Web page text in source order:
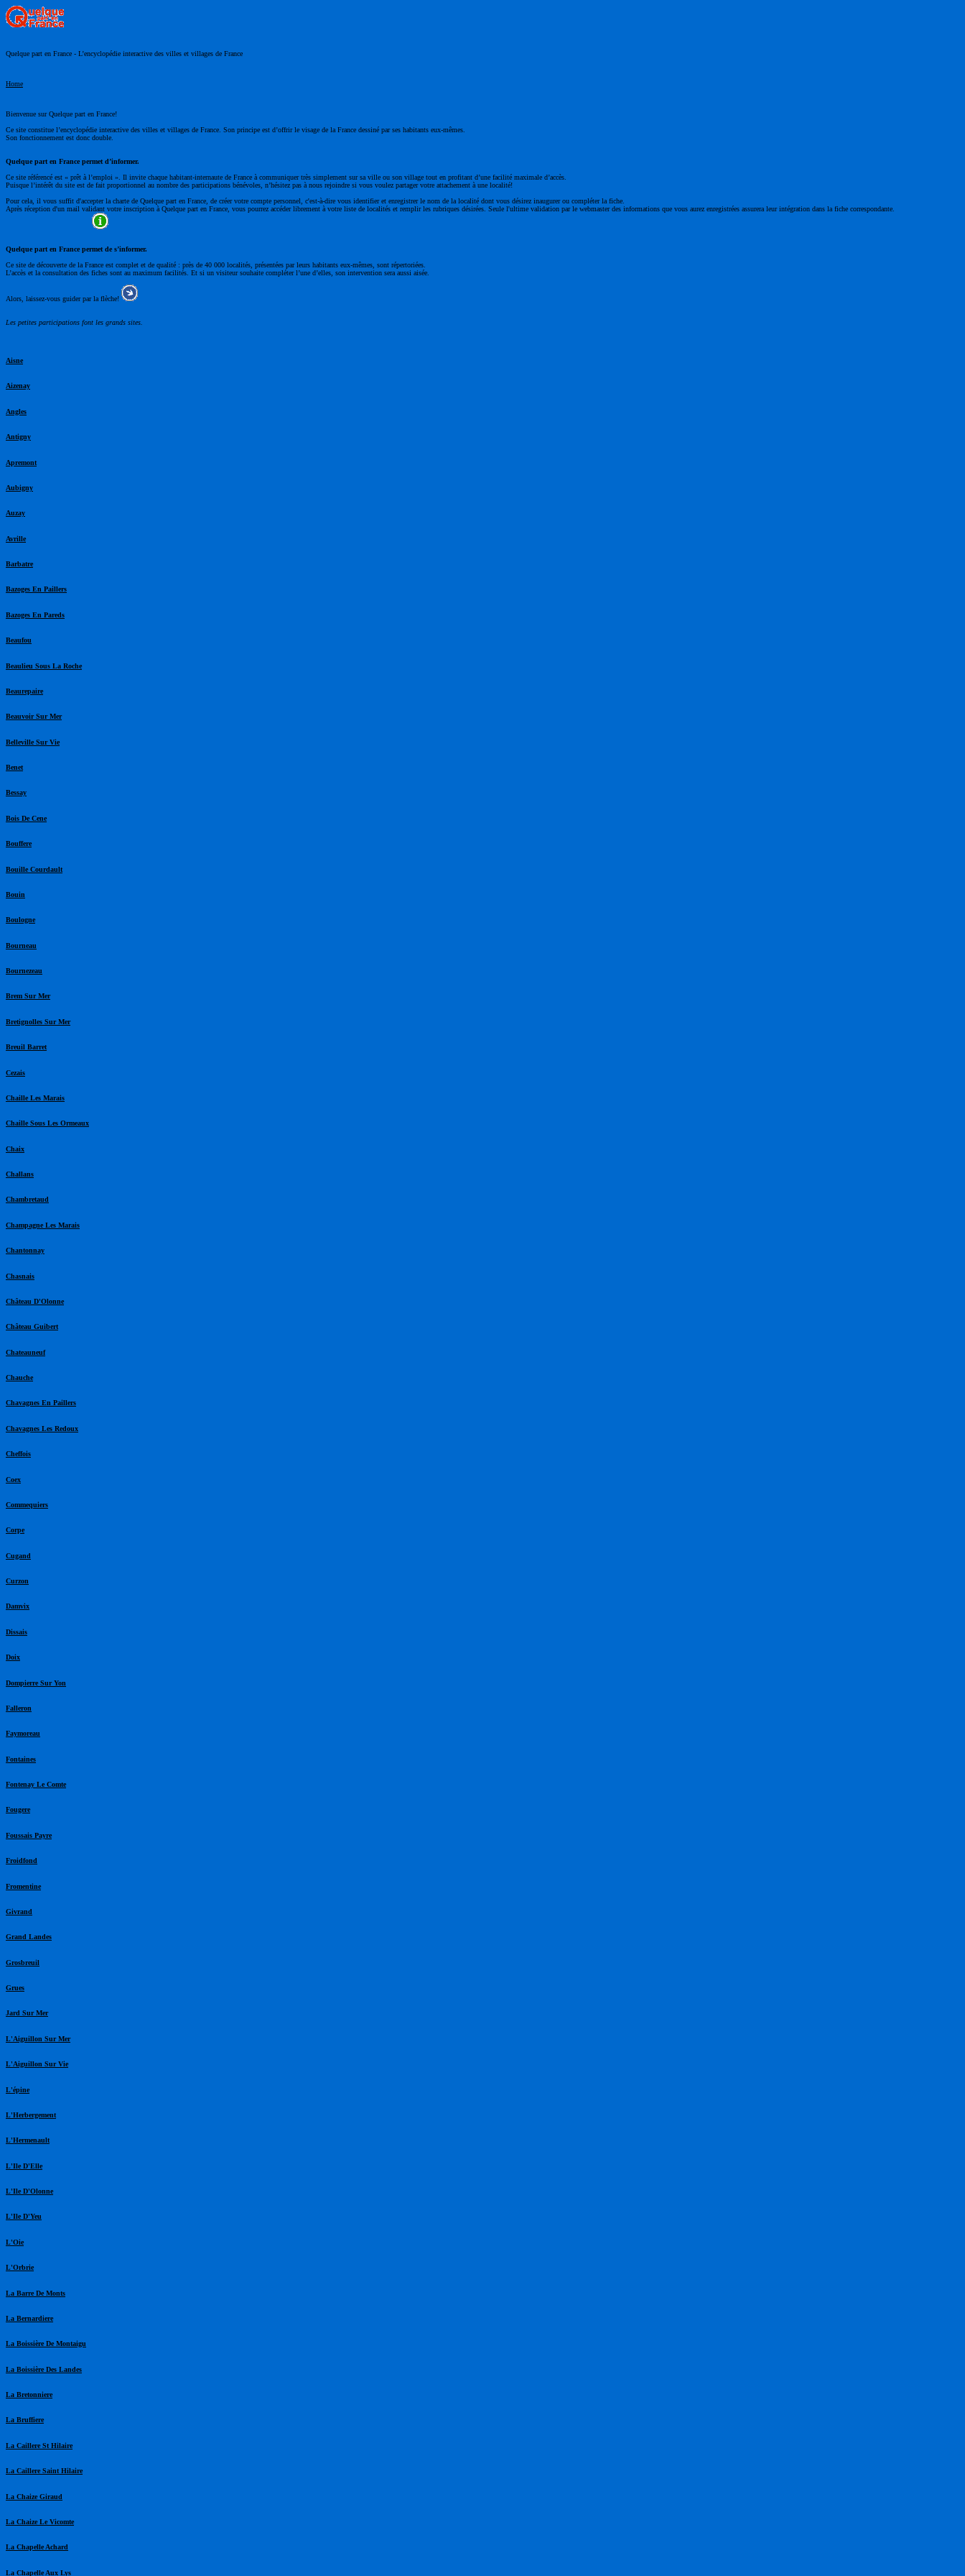
Quelque part en France - L’encyclopédie interactive des villes et villages de France
Home
Bienvenue sur Quelque part en France!
Ce site constitue l’encyclopédie interactive des villes et villages de France. Son principe est d’offrir le visage de la France dessiné par ses habitants eux-mêmes.
Son fonctionnement est donc double.
Quelque part en France permet d’informer.
Ce site référencé est « prêt à l’emploi ». Il invite chaque habitant-internaute de France à communiquer très simplement sur sa ville ou son village tout en profitant d’une facilité maximale d’accès.
Puisque l’intérêt du site est de fait proportionnel au nombre des participations bénévoles, n’hésitez pas à nous rejoindre si vous voulez partager votre attachement à une localité!
Pour cela, il vous suffit d'accepter la charte de Quelque part en France, de créer votre compte personnel, c'est-à-dire vous identifier et enregistrer le nom de la localité dont vous désirez inaugurer ou compléter la fiche.
Après réception d'un mail validant votre inscription à Quelque part en France, vous pourrez accéder librement à votre liste de localités et remplir les rubriques désirées. Seule l'ultime validation par le webmaster des informations que vous aurez enregistrées assurera leur intégration dans la fiche correspondante.
Quelque part en France permet de s’informer.
Ce site de découverte de la France est complet et de qualité : près de 40 000 localités, présentées par leurs habitants eux-mêmes, sont répertoriées.
L’accès et la consultation des fiches sont au maximum facilités. Et si un visiteur souhaite compléter l’une d’elles, son intervention sera aussi aisée.
Alors, laissez-vous guider par la flèche!
Les petites participations font les grands sites.
Aisne
Aizenay
Angles
Antigny
Apremont
Aubigny
Auzay
Avrille
Barbatre
Bazoges En Paillers
Bazoges En Pareds
Beaufou
Beaulieu Sous La Roche
Beaurepaire
Beauvoir Sur Mer
Belleville Sur Vie
Benet
Bessay
Bois De Cene
Bouffere
Bouille Courdault
Bouin
Boulogne
Bourneau
Bournezeau
Brem Sur Mer
Bretignolles Sur Mer
Breuil Barret
Cezais
Chaille Les Marais
Chaille Sous Les Ormeaux
Chaix
Challans
Chambretaud
Champagne Les Marais
Chantonnay
Chasnais
Château D'Olonne
Château Guibert
Chateauneuf
Chauche
Chavagnes En Paillers
Chavagnes Les Redoux
Cheffois
Coex
Commequiers
Corpe
Cugand
Curzon
Damvix
Dissais
Doix
Dompierre Sur Yon
Falleron
Faymoreau
Fontaines
Fontenay Le Comte
Fougere
Foussais Payre
Froidfond
Fromentine
Givrand
Grand Landes
Grosbreuil
Grues
Jard Sur Mer
L'Aiguillon Sur Mer
L'Aiguillon Sur Vie
L'épine
L'Herbergement
L'Hermenault
L'Ile D'Elle
L'Ile D'Olonne
L'Ile D'Yeu
L'Oie
L'Orbrie
La Barre De Monts
La Bernardiere
La Boissière De Montaigu
La Boissière Des Landes
La Bretonniere
La Bruffiere
La Caillere St Hilaire
La Caillere Saint Hilaire
La Chaize Giraud
La Chaize Le Vicomte
La Chapelle Achard
La Chapelle Aux Lys